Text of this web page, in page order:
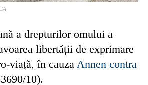
a drepturilor omului a
libertății de exprimare
viață, în cauza Annen contra
10).